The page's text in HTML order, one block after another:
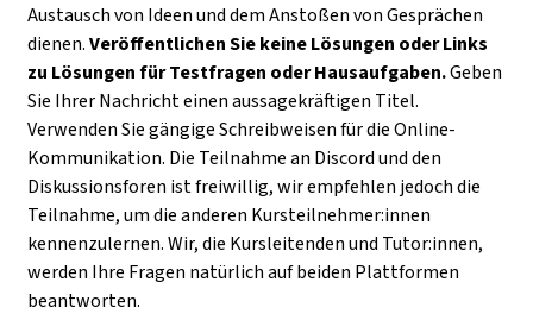
Austausch von Ideen und dem Anstoßen von Gesprächen
dienen.Veröffentlichen Sie keine Lösungen oder Links
zu Lösungen für Testfragen oder Hausaufgaben.Geben
Sie Ihrer Nachricht einen aussagekräftigen Titel.
Verwenden Sie gängige Schreibweisen für die Online-
Kommunikation. Die Teilnahme an Discord und den
Diskussionsforen ist freiwillig, wir empfehlen jedoch die
Teilnahme, um die anderen Kursteilnehmer:innen
kennenzulernen. Wir, die Kursleitenden und Tutor:innen,
werden Ihre Fragen natürlich auf beiden Plattformen
beantworten.